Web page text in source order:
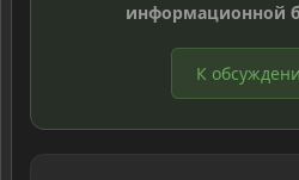
информационной
К